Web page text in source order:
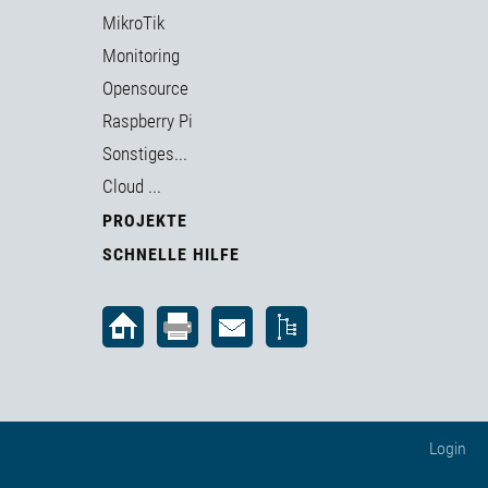
MikroTik
Monitoring
Opensource
Raspberry Pi
Sonstiges...
Cloud ...
PROJEKTE
SCHNELLE HILFE
Login